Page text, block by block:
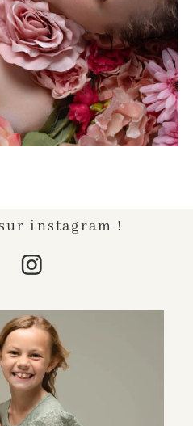
instagram !